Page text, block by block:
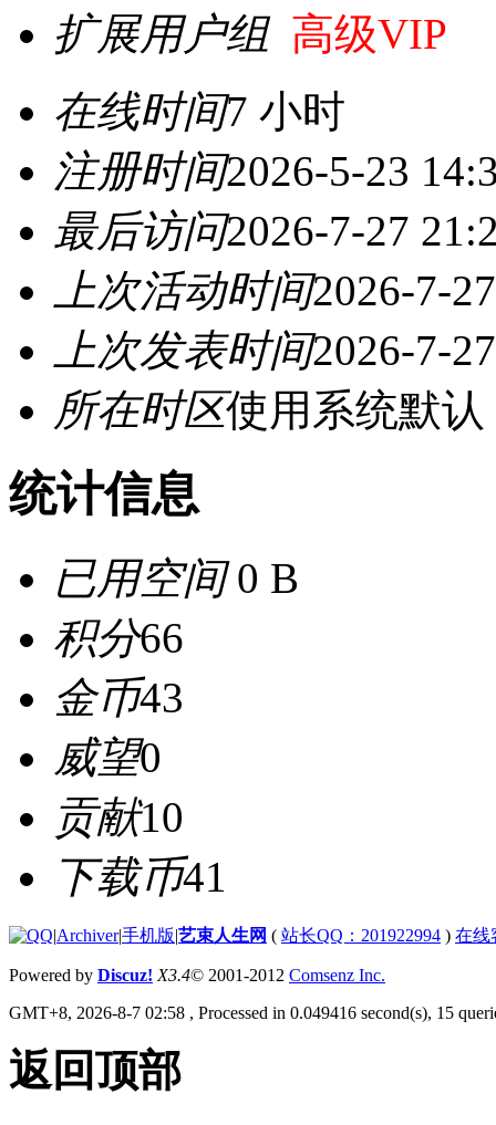
扩展用户组 高级VIP
在线时间7 小时
注册时间2026-5-23
最后访问2026-7-27
上次活动时间2026-7-
上次发表时间2026-7-
所在时区使用系统默认
统计信息
已用空间0 B
积分66
金币43
威望0
贡献10
下载币41
|Archiver|手机版|艺束人生网 ( 站长QQ：201922994 ) 在线
Powered by Discuz! X3.4© 2001-2012 Comsenz Inc.
GMT+8, 2026-8-7 02:58 , Processed in 0.049416 second(s), 15
返回顶部